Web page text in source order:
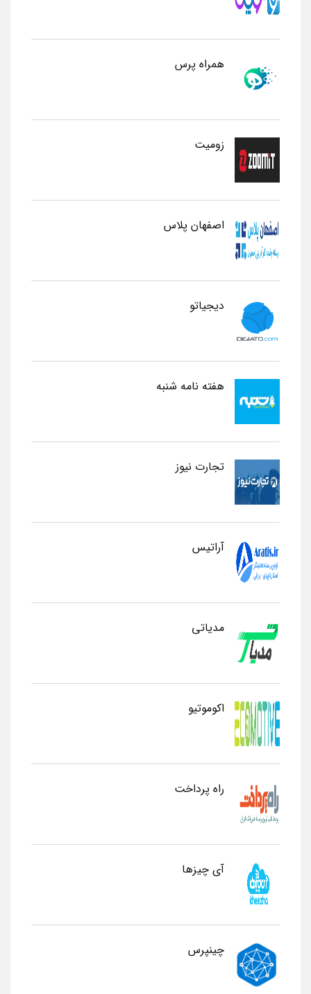
همراه پرس
زومیت
اصفهان پلاس
دیجیاتو
هفته نامه شنبه
تجارت نیوز
آراتیس
مدیاتی
اکوموتیو
راه پرداخت
آی چیزها
چینپرس